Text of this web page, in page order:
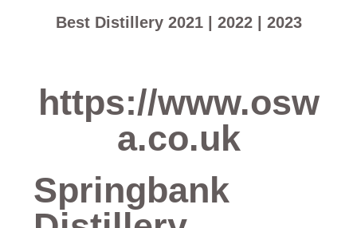
Best Distillery 2021 | 2022 | 2023
https://www.osw
a.co.uk
Springbank